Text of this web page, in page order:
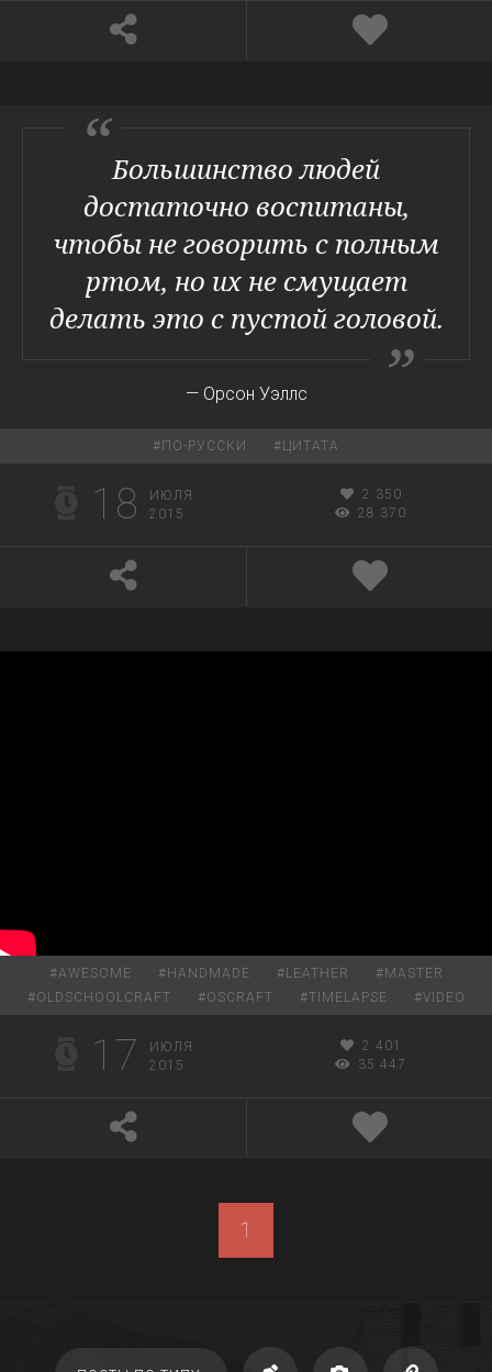
Большинство людей
достаточно воспитаны,
чтобы не говорить с полным
ртом, но их не смущает
делать это с пустой головой.
— Орсон Уэллс
# ПО-РУССКИ # ЦИТАТА
18
ИЮЛЯ
2015
2 350
28 370
#AWESOME # HANDMADE # LEATHER # MASTER
#OLDSCHOOLCRAFT #OSCRAFT #TIMELAPSE #VIDEO
17
ИЮЛЯ
2015
2 401
35 447
1